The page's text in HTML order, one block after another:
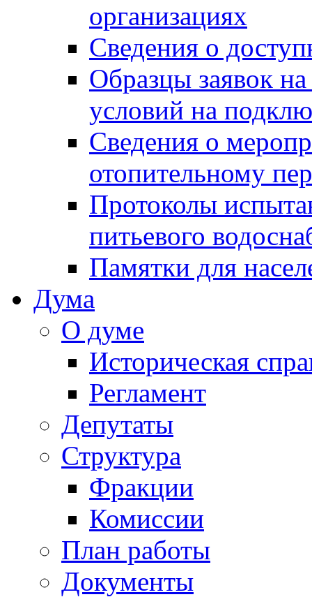
организациях
Сведения о
Образцы заявок
условий на
Сведения о
отопительному
Протоколы
питьевого
Памятки для
Дума
О думе
Историческая
Регламент
Депутаты
Структура
Фракции
Комиссии
План работы
Документы